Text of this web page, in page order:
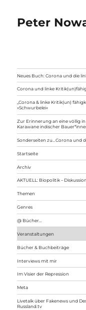
Peter
Neues Buch: Corona und die
Corona und linke
„Corona & linke Kritik(un)
»Schwurbelei«
Zur Erinnerung an eine völlig
Karawane indischer
Sonderseiten zu…Corona und
Startseite
Archiv
AKTUELL: Biopolitik –
Themen
Genres
@ Bücher…
Veranstaltungen
Bücher & Buchbeiträge
Interviews mit mir
Im Visier der Repression
Meta
Livetalk über Fakenews und
Russland.tv